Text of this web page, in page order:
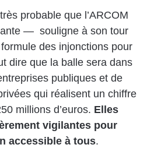
probable que l’ARCOM
— souligne à son tour
des injonctions pour
dire que la balle sera dans
publiques et de
qui réalisent un chiffre
millions d’euros. Elles
vigilantes pour
accessible à tous.